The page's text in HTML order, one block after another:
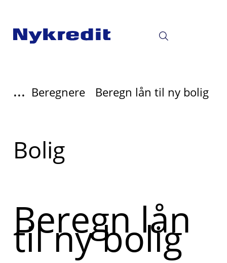
... Beregnere Beregn lån til ny bolig
Læs
mere
Bolig
Beregn lån
til ny bolig